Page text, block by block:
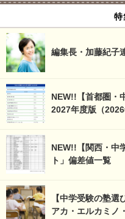
特
編集長・加藤紀子
NEW!!【首都圏・
2027年度版（2026
NEW!!【関西・中
ト」偏差値一覧
【中学受験の塾
アカ・エルカミノ